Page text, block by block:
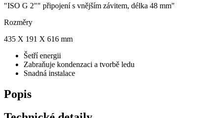
"ISO G 2"" připojení s vnějším závitem, délka 48 mm"
Rozměry
435 X 191 X 616 mm
Šetří energii
Zabraňuje kondenzaci a tvorbě ledu
Snadná instalace
Popis